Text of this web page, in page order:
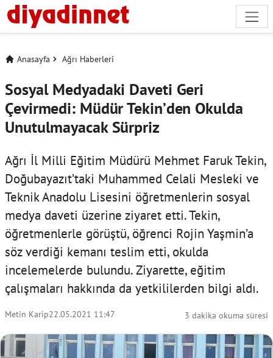
Anasayfa Ağrı Haberleri
Sosyal Medyadaki Daveti Geri
Çevirmedi: Müdür Tekin’den Okulda
Unutulmayacak Sürpriz
Ağrı İl Milli Eğitim Müdürü Mehmet Faruk Tekin,
Doğubayazıt’taki Muhammed Celali Mesleki ve
Teknik Anadolu Lisesini öğretmenlerin sosyal
medya daveti üzerine ziyaret etti. Tekin,
öğretmenlerle görüştü, öğrenci Rojin Yaşmin’a
söz verdiği kemanı teslim etti, okulda
incelemelerde bulundu. Ziyarette, eğitim
çalışmaları hakkında da yetkililerden bilgi aldı.
Metin Karip22.05.2021 11:47 3 dakika okuma süresi